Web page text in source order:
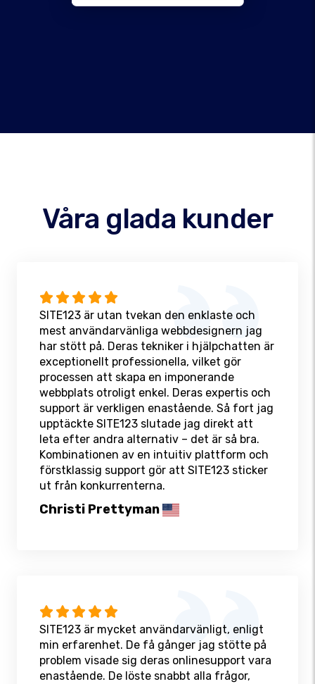
Våra glada kunder
SITE123 är utan tvekan den enklaste och
mest användarvänliga webbdesignern jag
har stött på. Deras tekniker i hjälpchatten är
exceptionellt professionella, vilket gör
processen att skapa en imponerande
webbplats otroligt enkel. Deras expertis och
support är verkligen enastående. Så fort jag
upptäckte SITE123 slutade jag direkt att
leta efter andra alternativ – det är så bra.
Kombinationen av en intuitiv plattform och
förstklassig support gör att SITE123 sticker
ut från konkurrenterna.
Christi Prettyman
SITE123 är mycket användarvänligt, enligt
min erfarenhet. De få gånger jag stötte på
problem visade sig deras onlinesupport vara
enastående. De löste snabbt alla frågor,